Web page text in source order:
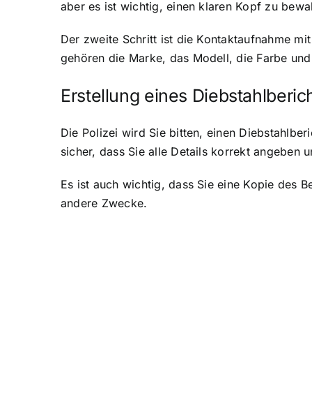
aber es ist wichtig, einen klaren Kopf zu
Der zweite Schritt ist die Kontaktaufnahme
gehören die Marke, das Modell, die Farbe
Erstellung eines
Die Polizei wird Sie bitten, einen
sicher, dass Sie alle Details korrekt angeben
Es ist auch wichtig, dass Sie eine Kopie des
andere Zwecke.